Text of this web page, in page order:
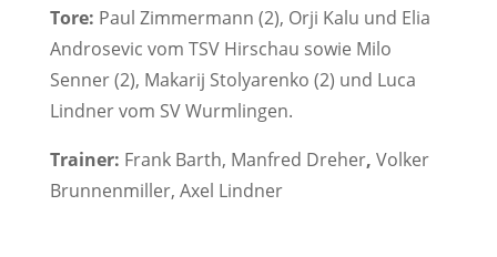
Tore: Paul Zimmermann (2), Orji Kalu und Elia
Androsevic vom TSV Hirschau sowie Milo
Senner (2), Makarij Stolyarenko (2) und Luca
Lindner vom SV Wurmlingen.
Trainer: Frank Barth, Manfred Dreher, Volker
Brunnenmiller, Axel Lindner